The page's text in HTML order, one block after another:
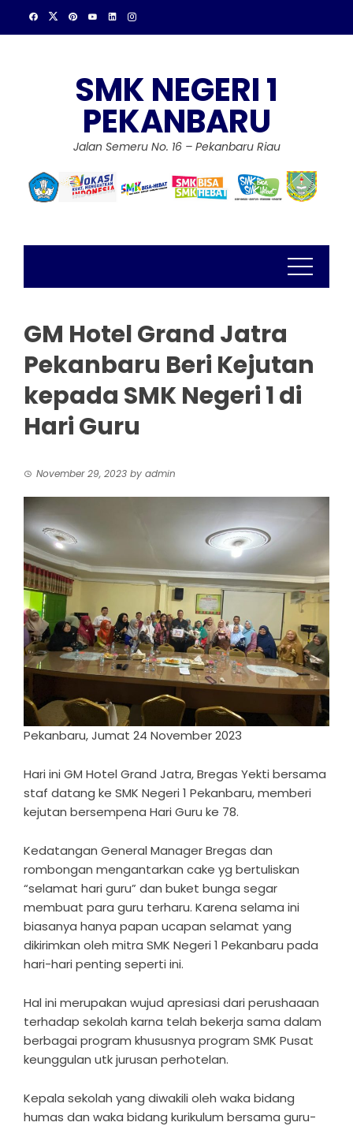
SMK NEGERI 1
PEKANBARU
Jalan Semeru No. 16 – Pekanbaru Riau
GM Hotel Grand Jatra
Pekanbaru Beri Kejutan
kepada SMK Negeri 1 di
Hari Guru
November 29, 2023 by admin
Pekanbaru, Jumat 24 November 2023
Hari ini GM Hotel Grand Jatra, Bregas Yekti bersama
staf datang ke SMK Negeri 1 Pekanbaru, memberi
kejutan bersempena Hari Guru ke 78.
Kedatangan General Manager Bregas dan
rombongan mengantarkan cake yg bertuliskan
“selamat hari guru” dan buket bunga segar
membuat para guru terharu. Karena selama ini
biasanya hanya papan ucapan selamat yang
dikirimkan oleh mitra SMK Negeri 1 Pekanbaru pada
hari-hari penting seperti ini.
Hal ini merupakan wujud apresiasi dari perushaaan
terhadap sekolah karna telah bekerja sama dalam
berbagai program khususnya program SMK Pusat
keunggulan utk jurusan perhotelan.
Kepala sekolah yang diwakili oleh waka bidang
humas dan waka bidang kurikulum bersama guru-